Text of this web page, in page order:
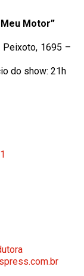
Motor”
Peixoto, 1695 –
do show: 21h